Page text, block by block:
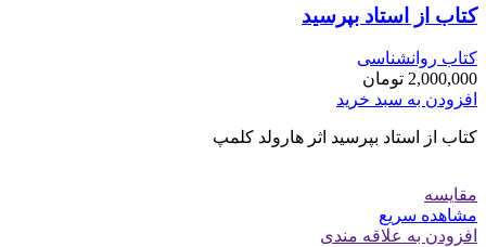
کتاب از استاد بپرسید
کتاب روانشناسی
2,000,000 تومان
افزودن به سبد خرید
کتاب از استاد بپرسید اثر هارولد کلمپ
مقایسه
مشاهده سریع
افزودن به علاقه مندی